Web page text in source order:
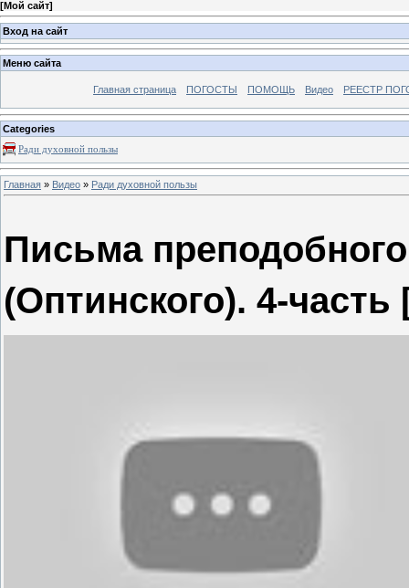
[Мой сайт]
Вход на сайт
Меню сайта
Главная страница ПОГОСТЫ ПОМОЩЬ Видео РЕЕСТР
Categories
Ради духовной пользы
Главная » Видео » Ради духовной пользы
Письма
(Оптинского). 4-